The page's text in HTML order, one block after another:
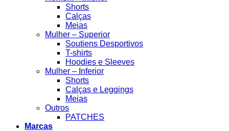
Shorts
Calças
Meias
Mulher – Superior
Soutiens Desportivos
T-shirts
Hoodies e Sleeves
Mulher – Inferior
Shorts
Calças e Leggings
Meias
Outros
PATCHES
Marcas